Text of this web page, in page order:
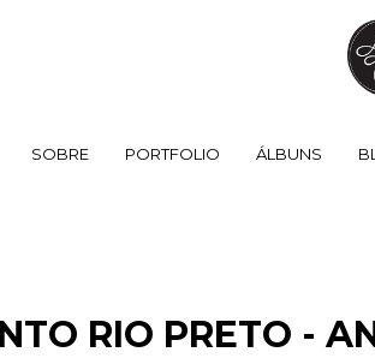
SOBRE PORTFOLIO ÁLBUNS
RIO PRETO -